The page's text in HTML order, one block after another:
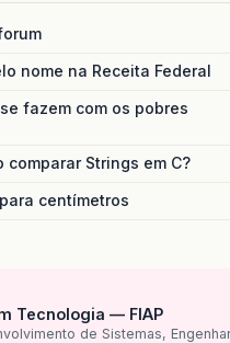
nome na Receita Federal
fazem com os pobres
comparar Strings em C?
centímetros
Tecnologia — FIAP
de Sistemas,